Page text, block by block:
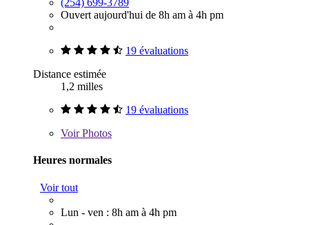
(254) 699-3789
Ouvert aujourd'hui de 8h am à 4h pm
19 évaluations
Distance estimée
1,2 milles
19 évaluations
VoirPhotos
Heures normales
Voir tout
Lun - ven : 8h am à 4h pm